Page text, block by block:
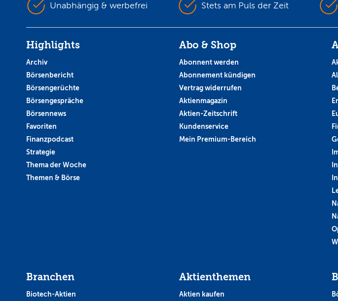
Unabhängig & werbefrei Stets am Puls der Zeit
Highlights
Archiv
Börsenbericht
Börsengerüchte
Börsengespräche
Börsennews
Favoriten
Finanzpodcast
Strategie
Thema der Woche
Themen & Börse
Abo & Shop
Abonnent werden
Abonnement kündigen
Vertrag widerrufen
Aktienmagazin
Aktien-Zeitschrift
Kundenservice
Mein Premium-Bereich
Branchen
Biotech-Aktien
Aktienthemen
Aktien kaufen